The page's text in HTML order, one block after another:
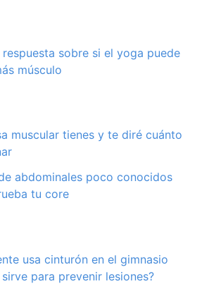
sobre si el yoga puede
músculo
muscular tienes y te diré cuánto
abdominales poco conocidos
tu core
usa cinturón en el gimnasio
para prevenir lesiones?